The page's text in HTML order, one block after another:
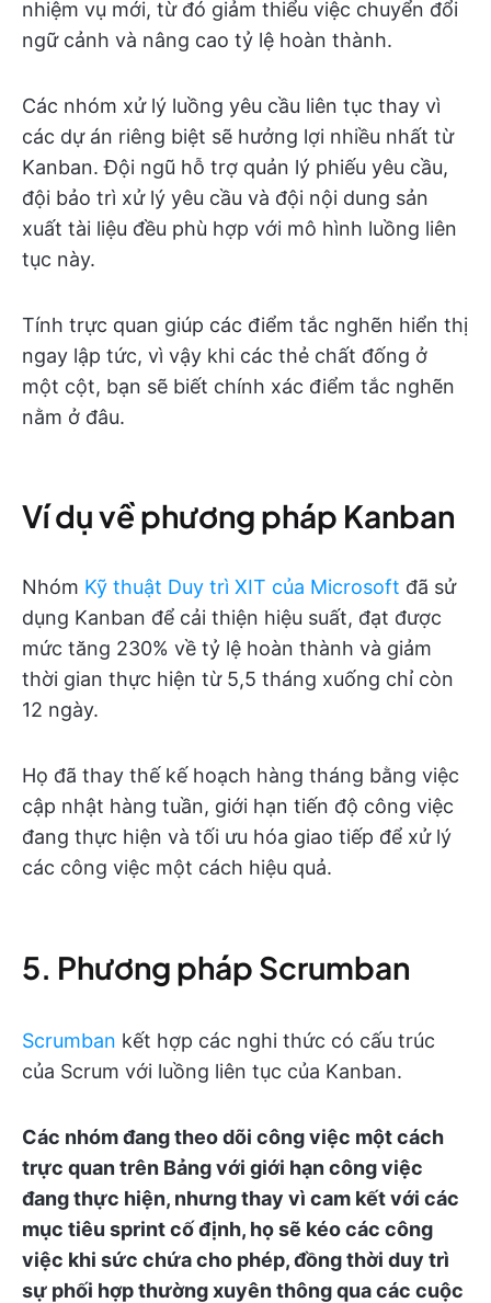
nhiệm vụ mới, từ đó giảm thiểu việc chuyển đổi
ngữ cảnh và nâng cao tỷ lệ hoàn thành.
Các nhóm xử lý luồng yêu cầu liên tục thay vì
các dự án riêng biệt sẽ hưởng lợi nhiều nhất từ
Kanban. Đội ngũ hỗ trợ quản lý phiếu yêu cầu,
đội bảo trì xử lý yêu cầu và đội nội dung sản
xuất tài liệu đều phù hợp với mô hình luồng liên
tục này.
Tính trực quan giúp các điểm tắc nghẽn hiển thị
ngay lập tức, vì vậy khi các thẻ chất đống ở
một cột, bạn sẽ biết chính xác điểm tắc nghẽn
nằm ở đâu.
Ví dụ về phương pháp Kanban
Nhóm Kỹ thuật Duy trì XIT của Microsoft đã sử
dụng Kanban để cải thiện hiệu suất, đạt được
mức tăng 230% về tỷ lệ hoàn thành và giảm
thời gian thực hiện từ 5,5 tháng xuống chỉ còn
12 ngày.
Họ đã thay thế kế hoạch hàng tháng bằng việc
cập nhật hàng tuần, giới hạn tiến độ công việc
đang thực hiện và tối ưu hóa giao tiếp để xử lý
các công việc một cách hiệu quả.
5. Phương pháp Scrumban
Scrumban kết hợp các nghi thức có cấu trúc
của Scrum với luồng liên tục của Kanban.
Các nhóm đang theo dõi công việc một cách
trực quan trên Bảng với giới hạn công việc
đang thực hiện, nhưng thay vì cam kết với các
mục tiêu sprint cố định, họ sẽ kéo các công
việc khi sức chứa cho phép, đồng thời duy trì
sự phối hợp thường xuyên thông qua các cuộc